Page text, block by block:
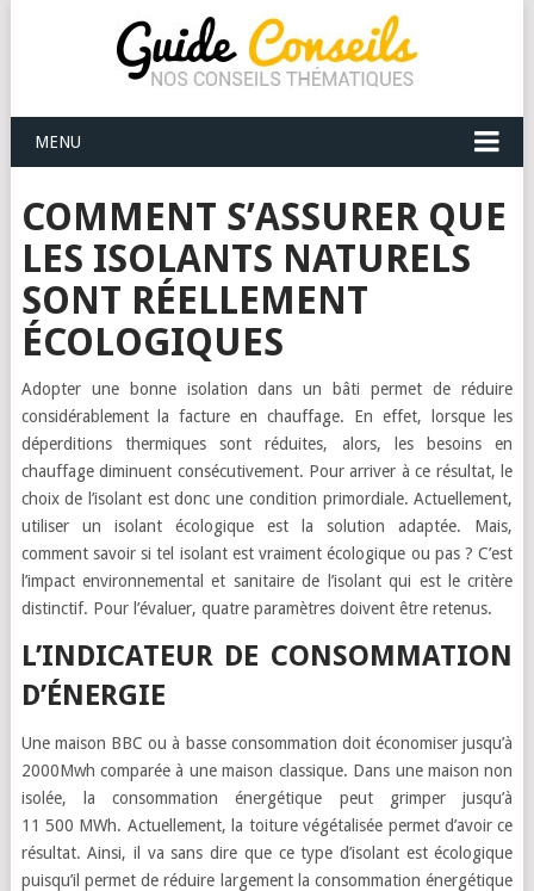
MENU
COMMENT S’ASSURER QUE
LES ISOLANTS NATURELS
SONT RÉELLEMENT
ÉCOLOGIQUES
Adopter une bonne isolation dans un bâti permet de réduire
considérablement la facture en chauffage. En effet, lorsque les
déperditions thermiques sont réduites, alors, les besoins en
chauffage diminuent consécutivement. Pour arriver à ce résultat, le
choix de l’isolant est donc une condition primordiale. Actuellement,
utiliser un isolant écologique est la solution adaptée. Mais,
comment savoir si tel isolant est vraiment écologique ou pas ? C’est
l’impact environnemental et sanitaire de l’isolant qui est le critère
distinctif. Pour l’évaluer, quatre paramètres doivent être retenus.
L’INDICATEUR DE CONSOMMATION
D’ÉNERGIE
Une maison BBC ou à basse consommation doit économiser jusqu’à
2000Mwh comparée à une maison classique. Dans une maison non
isolée, la consommation énergétique peut grimper jusqu’à
11 500 MWh. Actuellement, la toiture végétalisée permet d’avoir ce
résultat. Ainsi, il va sans dire que ce type d’isolant est écologique
puisqu’il permet de réduire largement la consommation énergétique